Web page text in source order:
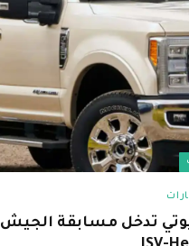
تدخل مسابقة الجيش